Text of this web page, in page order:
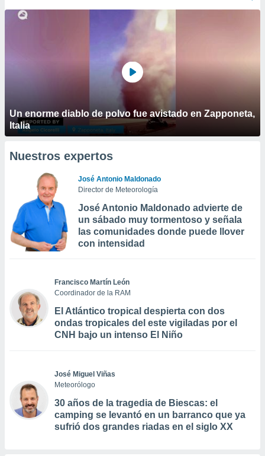
Un enorme diablo de polvo fue avistado en Zapponeta,
Italia
Nuestros expertos
José Antonio Maldonado
Director de Meteorología
José Antonio Maldonado advierte de
un sábado muy tormentoso y señala
las comunidades donde puede llover
con intensidad
Francisco Martín León
Coordinador de la RAM
El Atlántico tropical despierta con dos
ondas tropicales del este vigiladas por el
CNH bajo un intenso El Niño
José Miguel Viñas
Meteorólogo
30 años de la tragedia de Biescas: el
camping se levantó en un barranco que ya
sufrió dos grandes riadas en el siglo XX